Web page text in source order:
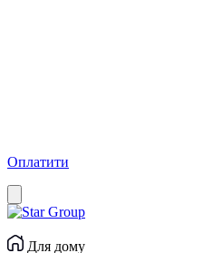
Оплатити
Для дому